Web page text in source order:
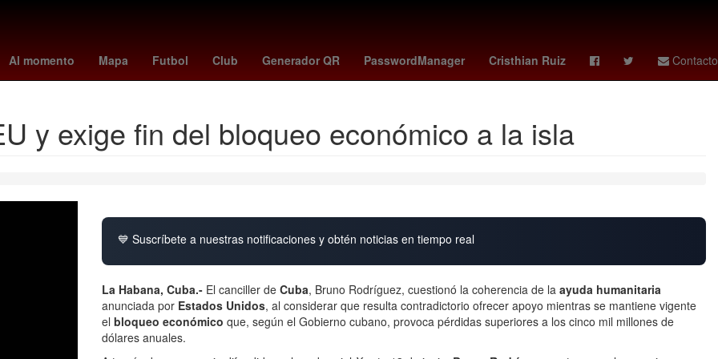
Al momento Mapa Futbol Club Generador QR PasswordManager Cristhian Ruiz Contacto
paloma cuevas warriors - pacers famalicão - porto FONCA Bitcoin Star Wars Valeria Marquez José Luis Álvarez
y exige fin del bloqueo económico a la isla
💙 Suscríbete a nuestras notificaciones y obtén noticias en tiempo real
La Habana, Cuba.- El canciller de Cuba, Bruno Rodríguez, cuestionó la coherencia de la ayuda humanitaria
anunciada por Estados Unidos, al considerar que resulta contradictorio ofrecer apoyo mientras se mantiene vigente
el bloqueo económico que, según el Gobierno cubano, provoca pérdidas superiores a los cinco mil millones de
dólares anuales.